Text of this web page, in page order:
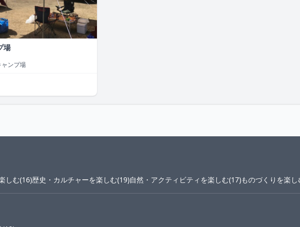
場
ンプ場
しむ(16)歴史・カルチャーを楽しむ(19)自然・アクティビティを楽しむ(17)ものづくりを楽し